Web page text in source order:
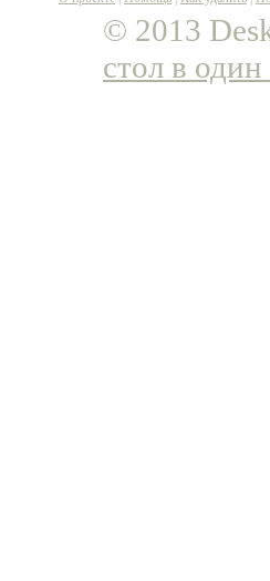
© 2013
стол в